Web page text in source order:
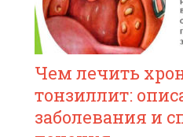
Чем лечить
тонзиллит:
заболевания и